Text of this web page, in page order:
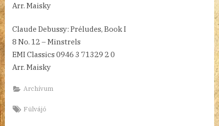
Arr. Maisky
Claude Debussy: Préludes, Book I
8 No. 12 – Minstrels
EMI Classics 0946 3 71329 2 0
Arr. Maisky
Archívum
Tags:
Fülvájó